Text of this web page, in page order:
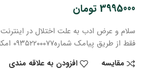
3995000 تومان
سلام و عرض ادب به علت اختلال در اینترنت
فقط از طریق پیامک شماره۰۹۳۵۲۲۰۰۰۷۷ امکان پذیر است
مقایسه
افزودن به علاقه مندی